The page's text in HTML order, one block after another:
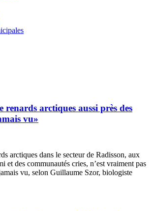
renards arctiques aussi près des
vu»
arctiques dans le secteur de Radisson, aux
et des communautés cries, n’est vraiment pas
vu, selon Guillaume Szor, biologiste